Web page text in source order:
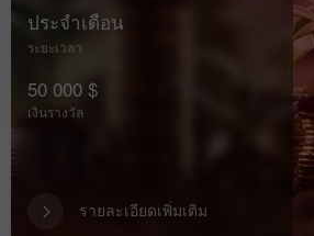
ประจำเดือน
ระยะเวลา
50 000 $
เงินรางวัล
รายละเอียดเพิ่มเติม